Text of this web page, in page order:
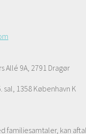
Allé 9A, 2791 Dragør
sal, 1358 København K
familiesamtaler, kan